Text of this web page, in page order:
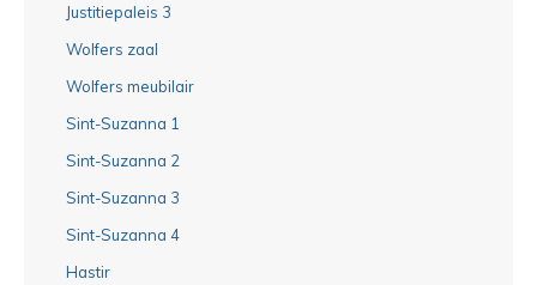
Justitiepaleis 3
Wolfers zaal
Wolfers meubilair
Sint-Suzanna 1
Sint-Suzanna 2
Sint-Suzanna 3
Sint-Suzanna 4
Hastir